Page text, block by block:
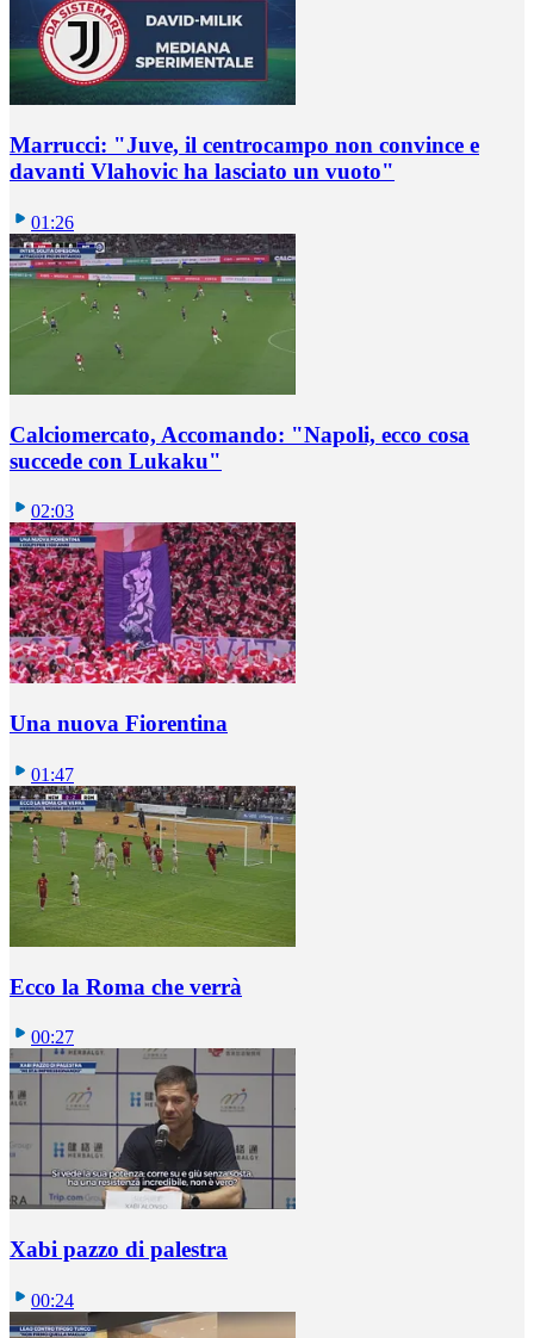
Marrucci: "Juve, il centrocampo non convince e
davanti Vlahovic ha lasciato un vuoto"
01:26
Calciomercato, Accomando: "Napoli, ecco cosa
succede con Lukaku"
02:03
Una nuova Fiorentina
01:47
Ecco la Roma che verrà
00:27
Xabi pazzo di palestra
00:24